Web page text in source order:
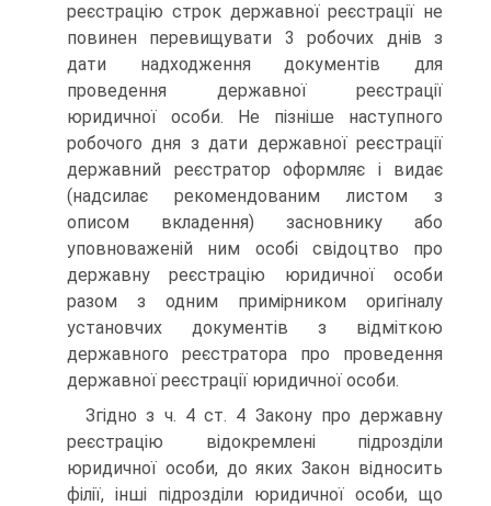
реєстрацію строк державної реєстрації не
повинен перевищувати 3 ро­бочих днів з
дати надходження документів для
проведення державної реєстрації
юридичної особи. Не пізніше наступ­ного
робочого дня з дати державної реєстрації
державний реєстратор оформляє і видає
(надсилає рекомендованим ли­стом з
описом вкладення) засновнику або
уповноваженій ним особі свідоцтво про
державну реєстрацію юридичної особи
разом з одним примірником оригіналу
установчих до­кументів з відміткою
державного реєстратора про прове­дення
державної реєстрації юридичної особи.
Згідно з ч. 4 ст. 4 Закону про державну
реєстрацію відо­кремлені підрозділи
юридичної особи, до яких Закон відно­сить
філії, інші підрозділи юридичної особи, що